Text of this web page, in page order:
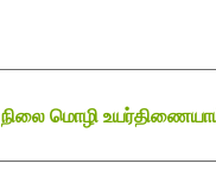
நிலை மொழி